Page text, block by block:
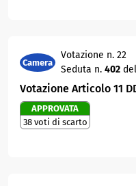
Camera
Votazione n. 22
Seduta n. 402
Votazione Articolo 11
APPROVATA
38 voti di scarto